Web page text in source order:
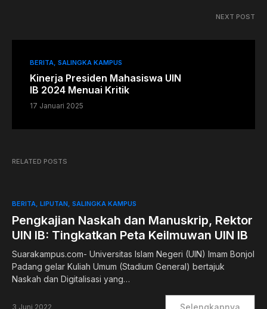
NEXT POST
BERITA SALINGKA KAMPUS
Kinerja Presiden Mahasiswa UIN
IB 2024 Menuai Kritik
17 Januari 2025
RELATED POSTS
BERITA LIPUTAN SALINGKA KAMPUS
Pengkajian Naskah dan Manuskrip, Rektor
UIN IB: Tingkatkan Peta Keilmuwan UIN IB
Suarakampus.com- Universitas Islam Negeri (UIN) Imam Bonjol
Padang gelar Kuliah Umum (Stadium General) bertajuk
Naskah dan Digitalisasi yang…
3 Juni 2022